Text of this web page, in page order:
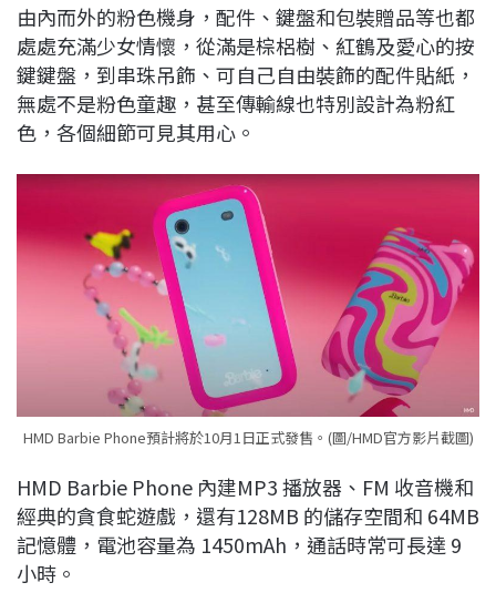
由內而外的粉色機身，配件、鍵盤和包裝贈品等也都
處處充滿少女情懷，從滿是棕梠樹、紅鶴及愛心的按
鍵鍵盤，到串珠吊飾、可自己自由裝飾的配件貼紙，
無處不是粉色童趣，甚至傳輸線也特別設計為粉紅
色，各個細節可見其用心。
HMD Barbie Phone預計將於10月1日正式發售。(圖/HMD官方影片截圖)
HMD Barbie Phone 內建MP3 播放器、FM 收音機和
經典的貪食蛇遊戲，還有128MB 的儲存空間和 64MB
記憶體，電池容量為 1450mAh，通話時常可長達 9
小時。